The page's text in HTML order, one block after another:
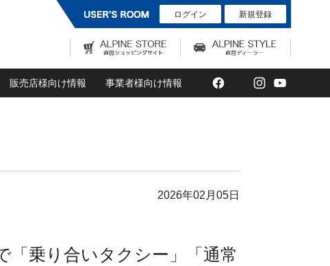
ログイン 新規登録
販売店様向け情報 事業者様向け情報 Facebook
TwitterInstagram
2026年02月05日
「乗り合いタクシー」「通常